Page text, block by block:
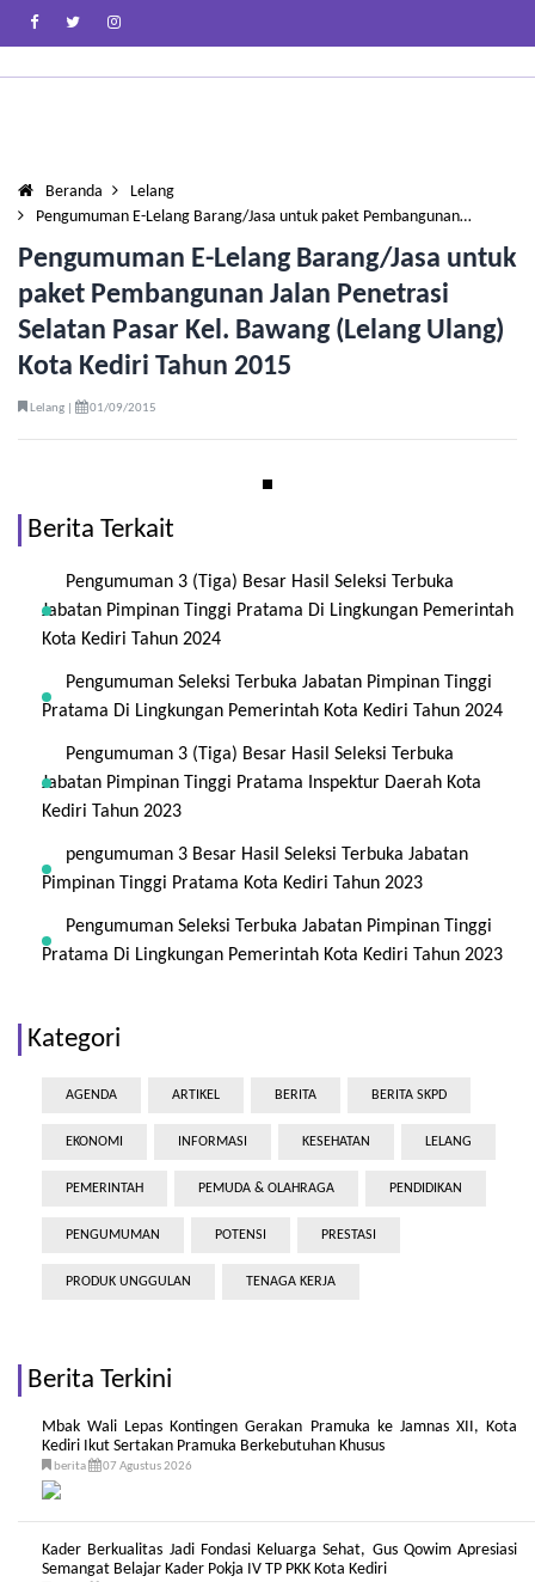
Beranda
Lelang
Pengumuman E-Lelang Barang/Jasa untuk paket Pembangunan…
Pengumuman E-Lelang Barang/Jasa untuk
paket Pembangunan Jalan Penetrasi
Selatan Pasar Kel. Bawang (Lelang Ulang)
Kota Kediri Tahun 2015
Lelang | 01/09/2015
Berita Terkait
Pengumuman 3 (Tiga) Besar Hasil Seleksi Terbuka
Jabatan Pimpinan Tinggi Pratama Di Lingkungan Pemerintah
Kota Kediri Tahun 2024
Pengumuman Seleksi Terbuka Jabatan Pimpinan Tinggi
Pratama Di Lingkungan Pemerintah Kota Kediri Tahun 2024
Pengumuman 3 (Tiga) Besar Hasil Seleksi Terbuka
Jabatan Pimpinan Tinggi Pratama Inspektur Daerah Kota
Kediri Tahun 2023
pengumuman 3 Besar Hasil Seleksi Terbuka Jabatan
Pimpinan Tinggi Pratama Kota Kediri Tahun 2023
Pengumuman Seleksi Terbuka Jabatan Pimpinan Tinggi
Pratama Di Lingkungan Pemerintah Kota Kediri Tahun 2023
Kategori
AGENDA ARTIKEL BERITA BERITA SKPD
EKONOMI INFORMASI KESEHATAN LELANG
PEMERINTAH PEMUDA & OLAHRAGA PENDIDIKAN
PENGUMUMAN POTENSI PRESTASI
PRODUK UNGGULAN TENAGA KERJA
Berita Terkini
Mbak Wali Lepas Kontingen Gerakan Pramuka ke Jamnas XII, Kota
Kediri Ikut Sertakan Pramuka Berkebutuhan Khusus
berita 07 Agustus 2026
Kader Berkualitas Jadi Fondasi Keluarga Sehat, Gus Qowim Apresiasi
Semangat Belajar Kader Pokja IV TP PKK Kota Kediri